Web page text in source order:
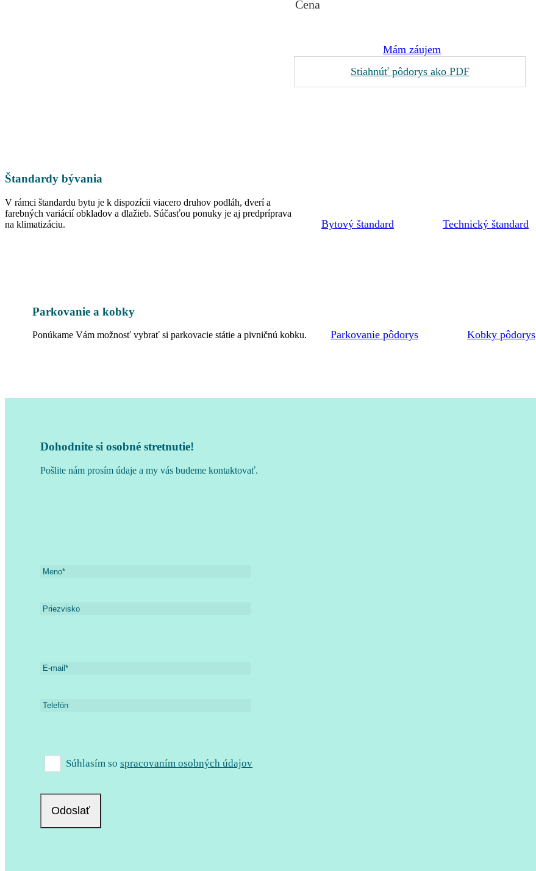
Cena
Mám záujem
Stiahnúť pôdorys ako PDF
Štandardy bývania
V rámci štandardu bytu je k dispozícii viacero druhov podláh, dverí a
farebných variácií obkladov a dlažieb. Súčasťou ponuky je aj predpríprava
na klimatizáciu.
Bytový štandard Technický štandard
Parkovanie a kobky
Ponúkame Vám možnosť vybrať si parkovacie státie a pivničnú kobku. Parkovanie pôdorys Kobky pôdorys
Dohodnite si osobné stretnutie!
Pošlite nám prosím údaje a my vás budeme kontaktovať.
Súhlasím sospracovaním osobných údajov